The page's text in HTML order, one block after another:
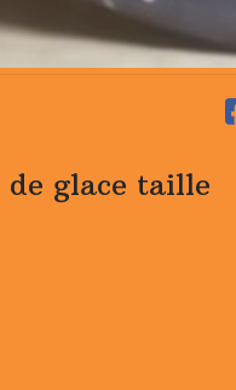
glace taille